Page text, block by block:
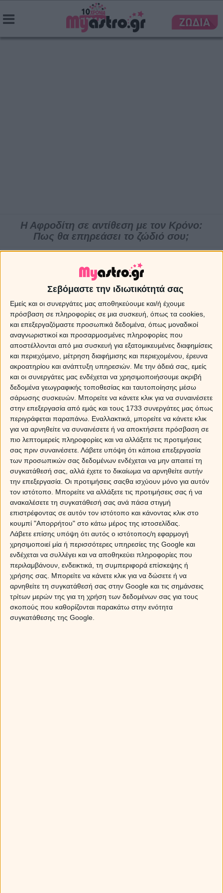
Σεβόμαστε την ιδιωτικότητά σας
Εμείς και οι συνεργάτες μας αποθηκεύουμε και/ή έχουμε
πρόσβαση σε πληροφορίες σε μια συσκευή, όπως τα cookies,
και επεξεργαζόμαστε προσωπικά δεδομένα, όπως μοναδικοί
αναγνωριστικοί και προσαρμοσμένες πληροφορίες που
αποστέλλονται από μια συσκευή για εξατομικευμένες διαφημίσεις
και περιεχόμενο, μέτρηση διαφήμισης και περιεχομένου, έρευνα
ακροατηρίου και ανάπτυξη υπηρεσιών. Με την άδειά σας, εμείς
και οι συνεργάτες μας ενδέχεται να χρησιμοποιήσουμε ακριβή
δεδομένα γεωγραφικής τοποθεσίας και ταυτοποίησης μέσω
σάρωσης συσκευών. Μπορείτε να κάνετε κλικ για να συναινέσετε
στην επεξεργασία από εμάς και τους 1733 συνεργάτες μας όπως
περιγράφεται παραπάνω. Εναλλακτικά, μπορείτε να κάνετε κλικ
για να αρνηθείτε να συναινέσετε ή να αποκτήσετε πρόσβαση σε
πιο λεπτομερείς πληροφορίες και να αλλάξετε τις προτιμήσεις
σας πριν συναινέσετε. Λάβετε υπόψη ότι κάποια επεξεργασία
των προσωπικών σας δεδομένων ενδέχεται να μην απαιτεί τη
συγκατάθεσή σας, αλλά έχετε το δικαίωμα να αρνηθείτε αυτήν
την επεξεργασία. Οι προτιμήσεις σαςθα ισχύουν μόνο για αυτόν
τον ιστότοπο. Μπορείτε να αλλάξετε τις προτιμήσεις σας ή να
ανακαλέσετε τη συγκατάθεσή σας ανά πάσα στιγμή
επιστρέφοντας σε αυτόν τον ιστότοπο και κάνοντας κλικ στο
κουμπί "Απορρήτου" στο κάτω μέρος της ιστοσελίδας.
Λάβετε επίσης υπόψη ότι αυτός ο ιστότοπος/η εφαρμογή
χρησιμοποιεί μία ή περισσότερες υπηρεσίες της Google και
ενδέχεται να συλλέγει και να αποθηκεύει πληροφορίες που
περιλαμβάνουν, ενδεικτικά, τη συμπεριφορά επίσκεψης ή
χρήσης σας. Μπορείτε να κάνετε κλικ για να δώσετε ή να
αρνηθείτε τη συγκατάθεσή σας στην Google και τις σημάνσεις
τρίτων μερών της για τη χρήση των δεδομένων σας για τους
σκοπούς που καθορίζονται παρακάτω στην ενότητα
συγκατάθεσης της Google.
Η Αφροδίτη σε αντίθεση με τον Κρόνο:
Πως θα επηρεάσει το ζώδιό σου;
Τα ζώδια το Σάββατο 08/08/2026